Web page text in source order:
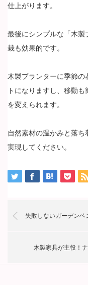
仕上がります。
最後にシンプルな「木製
栽も効果的です。
木製プランターに季節
トになりますし、移動
を変えられます。
自然素材の温かみと落
実現してください。
失敗しないガーデンベ
木製家具が主役！